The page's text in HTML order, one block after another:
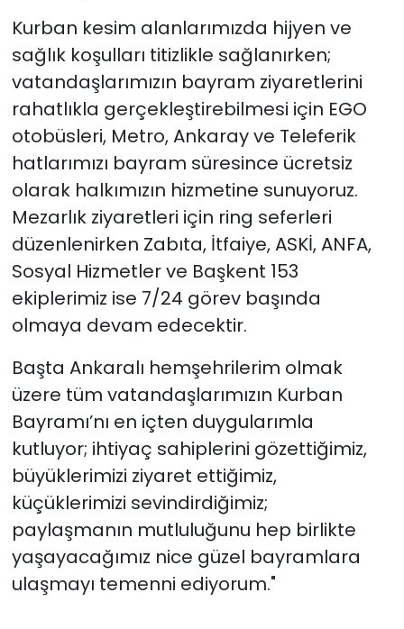
Kurban kesim alanlarımızda hijyen ve
sağlık koşulları titizlikle sağlanırken;
vatandaşlarımızın bayram ziyaretlerini
rahatlıkla gerçekleştirebilmesi için EGO
otobüsleri, Metro, Ankaray ve Teleferik
hatlarımızı bayram süresince ücretsiz
olarak halkımızın hizmetine sunuyoruz.
Mezarlık ziyaretleri için ring seferleri
düzenlenirken Zabıta, İtfaiye, ASKİ, ANFA,
Sosyal Hizmetler ve Başkent 153
ekiplerimiz ise 7/24 görev başında
olmaya devam edecektir.
Başta Ankaralı hemşehrilerim olmak
üzere tüm vatandaşlarımızın Kurban
Bayramı’nı en içten duygularımla
kutluyor; ihtiyaç sahiplerini gözettiğimiz,
büyüklerimizi ziyaret ettiğimiz,
küçüklerimizi sevindirdiğimiz;
paylaşmanın mutluluğunu hep birlikte
yaşayacağımız nice güzel bayramlara
ulaşmayı temenni ediyorum."